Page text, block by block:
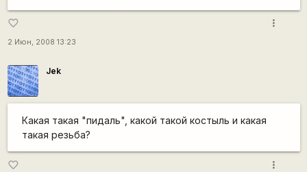
favorite_border
2 Июн, 2008 13:23
more_vert
Jek
Какая такая "пидаль", какой такой костыль и какая
такая резьба?
favorite_border more_vert